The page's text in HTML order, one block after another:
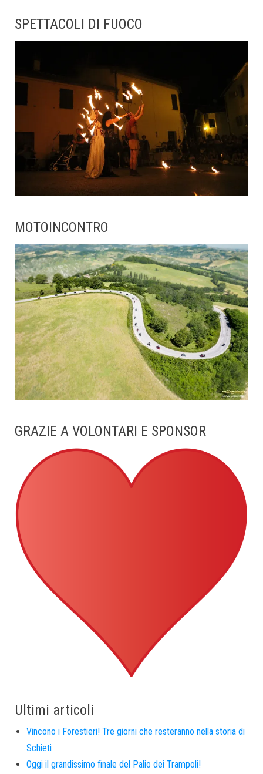
SPETTACOLI DI FUOCO
MOTOINCONTRO
GRAZIE A VOLONTARI E SPONSOR
Ultimi articoli
Vincono i Forestieri! Tre giorni che resteranno nella storia di
Schieti
Oggi il grandissimo finale del Palio dei Trampoli!